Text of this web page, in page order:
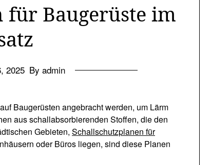
für Baugerüste im
2025 By admin
Baugerüsten angebracht werden, um Lärm
aus schallabsorbierenden Stoffen, die den
Gebieten, Schallschutzplanen für
oder Büros liegen, sind diese Planen